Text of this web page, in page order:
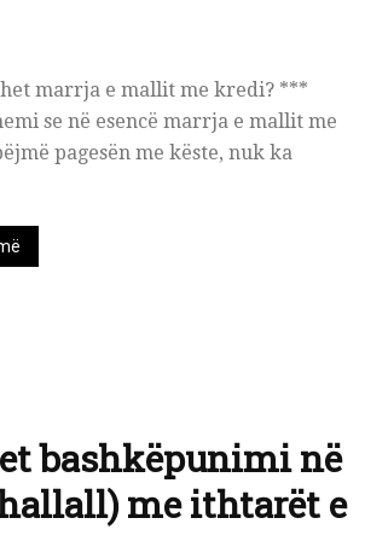
marrja e mallit me kredi? ***
se në esencë marrja e mallit me
pagesën me këste, nuk ka
bashkëpunimi në
me ithtarët e